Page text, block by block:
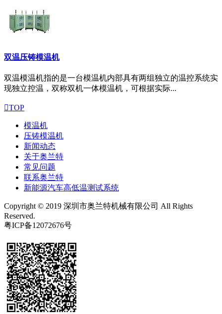
双温压铸模温机
双温模温机指的是一台模温机内部具有两组独立的温控系统实
现独立控温，双称双机一体模温机，可根据实际...
TOP
模温机
压铸模温机
新闻动态
关于奥兰特
常见问题
联系奥兰特
新能源汽车高低温测试系统
Copyright © 2019 深圳市奥兰特机械有限公司 All Rights
Reserved.
粤ICP备12072676号